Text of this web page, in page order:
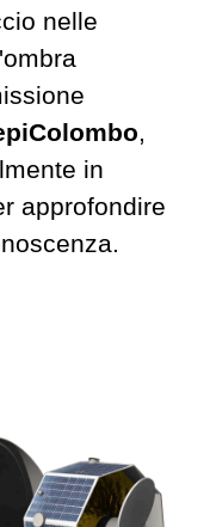
nelle
,
in
approfondire